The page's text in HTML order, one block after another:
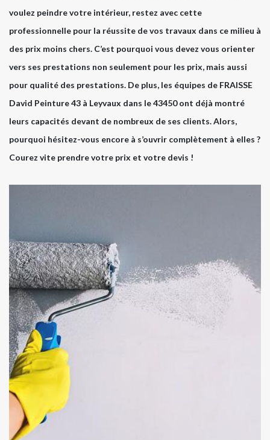
voulez peindre votre intérieur, restez avec cette
professionnelle pour la réussite de vos travaux dans ce milieu à
des prix moins chers. C’est pourquoi vous devez vous orienter
vers ses prestations non seulement pour les prix, mais aussi
pour qualité des prestations. De plus, les équipes de FRAISSE
David Peinture 43 à Leyvaux dans le 43450 ont déjà montré
leurs capacités devant de nombreux de ses clients. Alors,
pourquoi hésitez-vous encore à s’ouvrir complètement à elles ?
Courez vite prendre votre prix et votre devis !